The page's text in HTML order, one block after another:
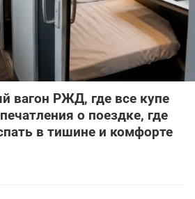
вагон РЖД, где все купе
о поездке, где
в тишине и комфорте